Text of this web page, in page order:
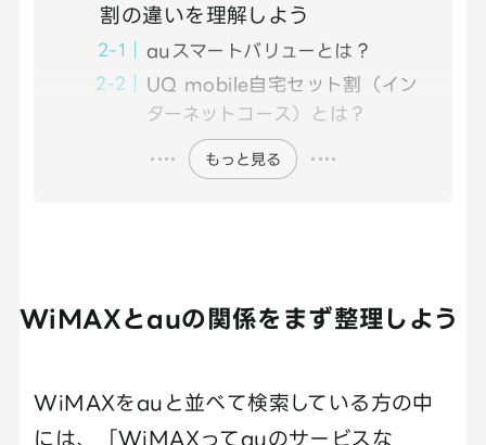
割の違いを理解しよう
auスマートバリューとは？
UQ mobile自宅セット割（イン
ターネットコース）とは？
もっと見る
WiMAXとauの関係をまず整理しよう
WiMAXをauと並べて検索している方の中
には、「WiMAXってauのサービスな